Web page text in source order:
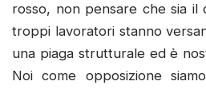
rosso, non pensare che sia il
troppi lavoratori stanno
una piaga strutturale ed è
Noi come opposizione